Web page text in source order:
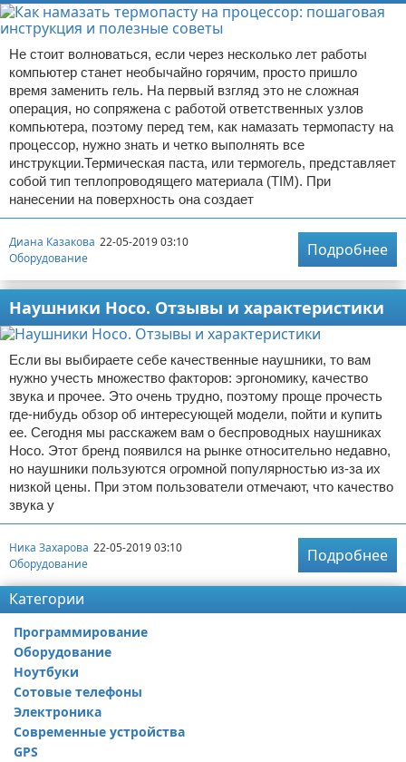
Не стоит волноваться, если через несколько лет работы
компьютер станет необычайно горячим, просто пришло
время заменить гель. На первый взгляд это не сложная
операция, но сопряжена с работой ответственных узлов
компьютера, поэтому перед тем, как намазать термопасту на
процессор, нужно знать и четко выполнять все
инструкции.Термическая паста, или термогель, представляет
собой тип теплопроводящего материала (TIM). При
нанесении на поверхность она создает
Диана Казакова 22-05-2019 03:10
Оборудование
Подробнее
Наушники Hoco. Отзывы и характеристики
Если вы выбираете себе качественные наушники, то вам
нужно учесть множество факторов: эргономику, качество
звука и прочее. Это очень трудно, поэтому проще прочесть
где-нибудь обзор об интересующей модели, пойти и купить
ее. Сегодня мы расскажем вам о беспроводных наушниках
Hoco. Этот бренд появился на рынке относительно недавно,
но наушники пользуются огромной популярностью из-за их
низкой цены. При этом пользователи отмечают, что качество
звука у
Ника Захарова 22-05-2019 03:10
Оборудование
Подробнее
Категории
Программирование
Оборудование
Ноутбуки
Сотовые телефоны
Электроника
Современные устройства
GPS